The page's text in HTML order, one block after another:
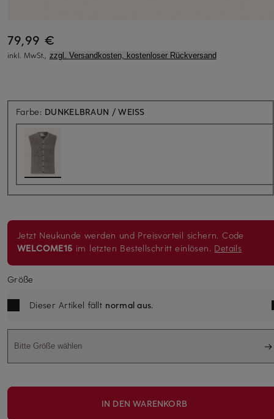
79,99 €
inkl. MwSt., zzgl. Versandkosten, kostenloser Rückversand
Farbe: DUNKELBRAUN / WEISS
Jetzt Neukunde werden und Preisvorteil sichern. Code
WELCOME15 im letzten Bestellschritt einlösen. Details
Größe
Dieser Artikel fällt normal aus.
Bitte Größe wählen
IN DEN WARENKORB